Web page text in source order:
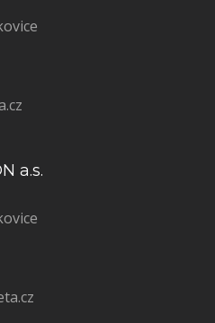
a.s.